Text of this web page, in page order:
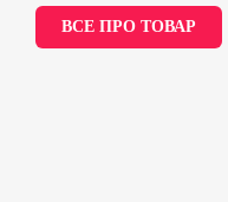
ВСЕ ПРО ТОВАР